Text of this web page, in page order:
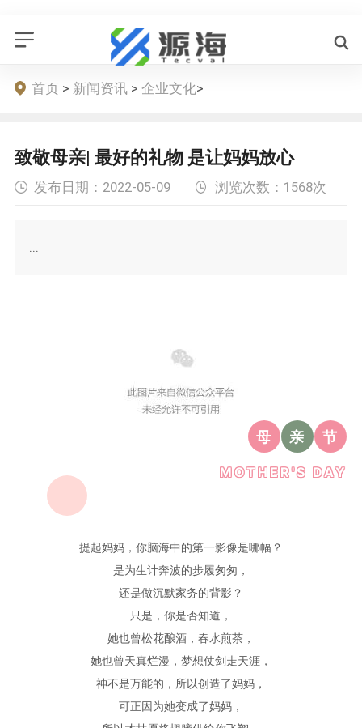
首页 > 新闻资讯 >企业文化>
致敬母亲| 最好的礼物 是让妈妈放心
发布日期： 2022-05-09 浏览次数： 1568次
母 亲 节
MOTHER'S DAY
提起妈妈，你脑海中的第一影像是哪幅？
是为生计奔波的步履匆匆，
还是做沉默家务的背影？
只是，你是否知道，
她也曾松花酿酒，春水煎茶，
她也曾天真烂漫，梦想仗剑走天涯，
神不是万能的，所以创造了妈妈，
可正因为她变成了妈妈，